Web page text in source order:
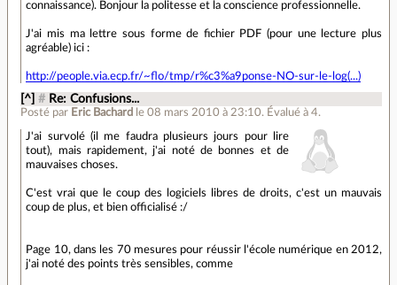
connaissance). Bonjour la politesse et la conscience professionnelle.
J'ai mis ma lettre sous forme de fichier PDF (pour une lecture plus
agréable) ici :
http://people.via.ecp.fr/~flo/tmp/r%c3%a9ponse-NO-sur-le-log(...)
[^] # Re: Confusions...
Posté par Eric Bachard le 08 mars 2010 à 23:10. Évalué à4.
J'ai survolé (il me faudra plusieurs jours pour lire
tout), mais rapidement, j'ai noté de bonnes et de
mauvaises choses.
C'est vrai que le coup des logiciels libres de droits, c'est un mauvais
coup de plus, et bien officialisé :/
Page 10, dans les 70 mesures pour réussir l'école numérique en 2012,
j'ai noté des points très sensibles, comme